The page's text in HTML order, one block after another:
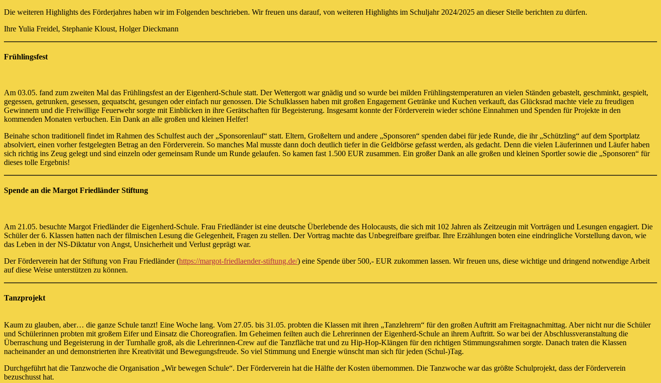
Die weiteren Highlights des Förderjahres haben wir im Folgenden beschrieben. Wir freuen uns darauf, von weiteren Highlights im Schuljahr 2024/2025 an dieser Stelle berichten zu dürfen.
Ihre Yulia Freidel, Stephanie Kloust, Holger Dieckmann
Frühlingsfest
Am 03.05. fand zum zweiten Mal das Frühlingsfest an der Eigenherd-Schule statt. Der Wettergott war gnädig und so wurde bei milden Frühlingstemperaturen an vielen Ständen gebastelt, geschminkt, gespielt,
gegessen, getrunken, gesessen, gequatscht, gesungen oder einfach nur genossen. Die Schulklassen haben mit großen Engagement Getränke und Kuchen verkauft, das Glücksrad machte viele zu freudigen
Gewinnern und die Freiwillige Feuerwehr sorgte mit Einblicken in ihre Gerätschaften für Begeisterung. Insgesamt konnte der Förderverein wieder schöne Einnahmen und Spenden für Projekte in den
kommenden Monaten verbuchen. Ein Dank an alle großen und kleinen Helfer!
Beinahe schon traditionell findet im Rahmen des Schulfest auch der „Sponsorenlauf“ statt. Eltern, Großeltern und andere „Sponsoren“ spenden dabei für jede Runde, die ihr „Schützling“ auf dem Sportplatz
absolviert, einen vorher festgelegten Betrag an den Förderverein. So manches Mal musste dann doch deutlich tiefer in die Geldbörse gefasst werden, als gedacht. Denn die vielen Läuferinnen und Läufer haben
sich richtig ins Zeug gelegt und sind einzeln oder gemeinsam Runde um Runde gelaufen. So kamen fast 1.500 EUR zusammen. Ein großer Dank an alle großen und kleinen Sportler sowie die „Sponsoren“ für
dieses tolle Ergebnis!
Spende an die Margot Friedländer Stiftung
Am 21.05. besuchte Margot Friedländer die Eigenherd-Schule. Frau Friedländer ist eine deutsche Überlebende des Holocausts, die sich mit 102 Jahren als Zeitzeugin mit Vorträgen und Lesungen engagiert. Die
Schüler der 6. Klassen hatten nach der filmischen Lesung die Gelegenheit, Fragen zu stellen. Der Vortrag machte das Unbegreifbare greifbar. Ihre Erzählungen boten eine eindringliche Vorstellung davon, wie
das Leben in der NS-Diktatur von Angst, Unsicherheit und Verlust geprägt war.
Der Förderverein hat der Stiftung von Frau Friedländer (https://margot-friedlaender-stiftung.de/) eine Spende über 500,- EUR zukommen lassen. Wir freuen uns, diese wichtige und dringend notwendige Arbeit
auf diese Weise unterstützen zu können.
Tanzprojekt
Kaum zu glauben, aber… die ganze Schule tanzt! Eine Woche lang. Vom 27.05. bis 31.05. probten die Klassen mit ihren „Tanzlehrern“ für den großen Auftritt am Freitagnachmittag. Aber nicht nur die Schüler
und Schülerinnen probten mit großem Eifer und Einsatz die Choreografien. Im Geheimen feilten auch die Lehrerinnen der Eigenherd-Schule an ihrem Auftritt. So war bei der Abschlussveranstaltung die
Überraschung und Begeisterung in der Turnhalle groß, als die Lehrerinnen-Crew auf die Tanzfläche trat und zu Hip-Hop-Klängen für den richtigen Stimmungsrahmen sorgte. Danach traten die Klassen
nacheinander an und demonstrierten ihre Kreativität und Bewegungsfreude. So viel Stimmung und Energie wünscht man sich für jeden (Schul-)Tag.
Durchgeführt hat die Tanzwoche die Organisation „Wir bewegen Schule“. Der Förderverein hat die Hälfte der Kosten übernommen. Die Tanzwoche war das größte Schulprojekt, dass der Förderverein
bezuschusst hat.